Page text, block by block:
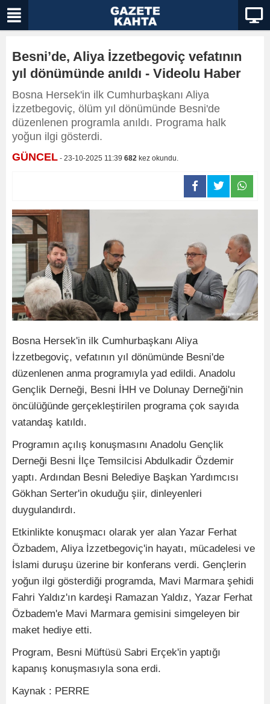
Besni’de, Aliya İzzetbegoviç vefatının
yıl dönümünde anıldı - Videolu Haber
Bosna Hersek'in ilk Cumhurbaşkanı Aliya
İzzetbegoviç, ölüm yıl dönümünde Besni'de
düzenlenen programla anıldı. Programa halk
yoğun ilgi gösterdi.
GÜNCEL - 23-10-2025 11:39 682 kez okundu.
Bosna Hersek'in ilk Cumhurbaşkanı Aliya
İzzetbegoviç, vefatının yıl dönümünde Besni'de
düzenlenen anma programıyla yad edildi. Anadolu
Gençlik Derneği, Besni İHH ve Dolunay Derneği'nin
öncülüğünde gerçekleştirilen programa çok sayıda
vatandaş katıldı.
Programın açılış konuşmasını Anadolu Gençlik
Derneği Besni İlçe Temsilcisi Abdulkadir Özdemir
yaptı. Ardından Besni Belediye Başkan Yardımcısı
Gökhan Serter'in okuduğu şiir, dinleyenleri
duygulandırdı.
Etkinlikte konuşmacı olarak yer alan Yazar Ferhat
Özbadem, Aliya İzzetbegoviç'in hayatı, mücadelesi ve
İslami duruşu üzerine bir konferans verdi. Gençlerin
yoğun ilgi gösterdiği programda, Mavi Marmara şehidi
Fahri Yaldız'ın kardeşi Ramazan Yaldız, Yazar Ferhat
Özbadem'e Mavi Marmara gemisini simgeleyen bir
maket hediye etti.
Program, Besni Müftüsü Sabri Erçek'in yaptığı
kapanış konuşmasıyla sona erdi.
Kaynak : PERRE